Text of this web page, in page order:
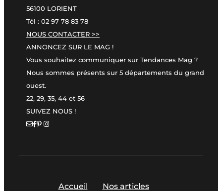
56100 LORIENT
Tél : 02 97 78 83 78
NOUS CONTACTER >>
ANNONCEZ SUR LE MAG !
Vous souhaitez communiquer sur Tendances Mag ?
Nous sommes présents sur 5 départements du grand
ouest.
22, 29, 35, 44 et 56
SUIVEZ NOUS !
Accueil
Nos articles